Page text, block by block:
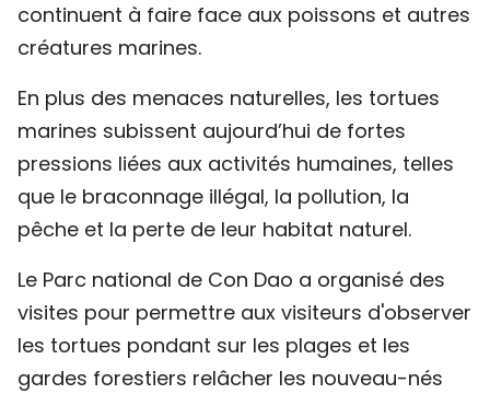
continuent à faire face aux poissons et autres
créatures marines.
En plus des menaces naturelles, les tortues
marines subissent aujourd’hui de fortes
pressions liées aux activités humaines, telles
que le braconnage illégal, la pollution, la
pêche et la perte de leur habitat naturel.
Le Parc national de Con Dao a organisé des
visites pour permettre aux visiteurs d'observer
les tortues pondant sur les plages et les
gardes forestiers relâcher les nouveau-nés